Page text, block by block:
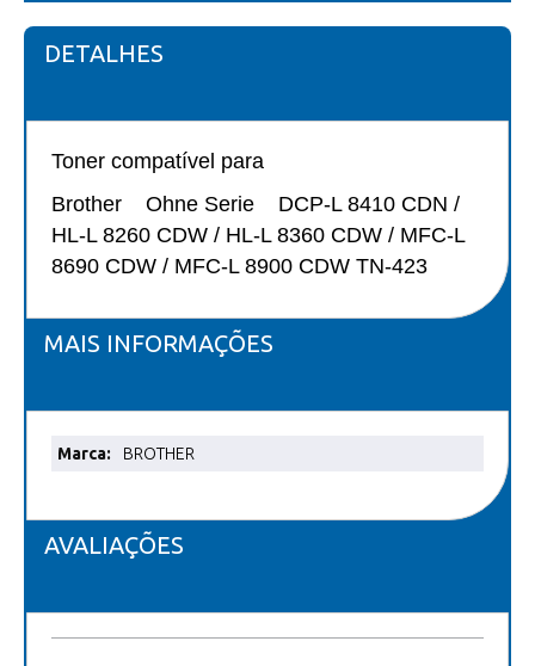
DETALHES
Toner compatível para
Brother Ohne Serie DCP-L 8410 CDN /
HL-L 8260 CDW / HL-L 8360 CDW / MFC-L
8690 CDW / MFC-L 8900 CDW TN-423
MAIS INFORMAÇÕES
Mais
BROTHER
AVALIAÇÕES